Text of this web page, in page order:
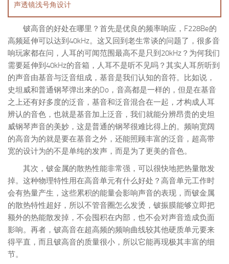
声透镜浅号角设计
铍高音的好处在哪里？首先是优良的频率响应，F228Be的
高频延伸可以达到40kHz。这又回到老生常谈的问题了，很多音
响玩家都在问，人耳的可闻范围最高不是只到20kHz？为何我们
需要延伸到40kHz的音箱，人耳不是听不见吗？其实人耳所听到
的声音由基音与泛音组成，基音是我们认知的音符。比如说，
史坦威和普通钢琴弹出来的Do，音高都是一样的，但是在基音
之上还有好多度的泛音，基音和泛音混合在一起，才构成人耳
辨认的音色，也就是基音加上泛音，我们就能分辨昂贵的史坦
威钢琴声音的美妙，这是普通的钢琴很难比得上的。频响宽阔
的高音为的就是要在基音之外，还能照顾丰富的泛音，超高带
宽的设计为的不是单纯的发声，而是为了更美的音色。
其次，铍金属的散热性能非常强，可以很快地把热量散发
掉。这种物理特性用在高音单元有什么好处？高音单元工作时
会有热量产生，这些累积的能量会影响声音的表现，而铍金属
的散热特性超好，所以不管音圈怎么发烫，铍振膜能够立即把
额外的热能散发掉，不会囤积在内部，也不会对声音造成负面
影响。再者，铍高音在超高频的频响曲线较其他硬质单元要来
得平直，而且铍高音的质量很小，所以它能再现极其丰富的细
节。